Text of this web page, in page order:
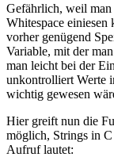
Gefährlich, weil man
Whitespace
vorher genügend
Variable, mit der
man leicht bei der
unkontrolliert Werte
wichtig gewesen
Hier greift nun die
möglich, Strings in
Aufruf lautet: